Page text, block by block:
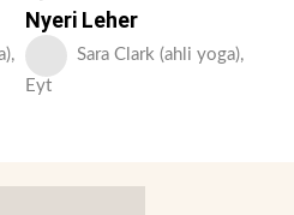
Nyeri Leher
Sara Clark (ahli yoga),
Eyt